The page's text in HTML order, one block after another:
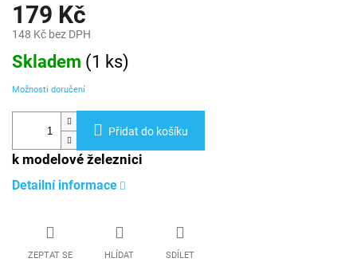
179 Kč
148 Kč bez DPH
Měrná
cena:
Skladem (1 ks)
Možnosti doručení
Přidat do košíku
k modelové železnici
Detailní informace
ZEPTAT SE HLÍDAT SDÍLET